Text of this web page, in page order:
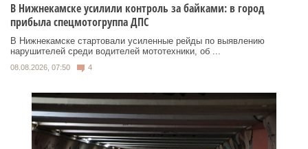
В Нижнекамске усилили контроль за байками: в город
прибыла спецмотогруппа ДПС
В Нижнекамске стартовали усиленные рейды по выявлению
нарушителей среди водителей мототехники, об ...
08.08.2026, 07:50 4